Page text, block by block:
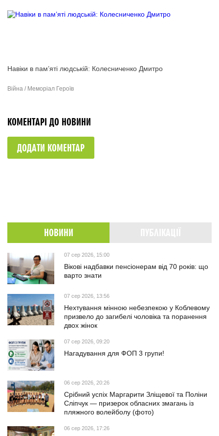
Навіки в пам’яті людській: Колесниченко Дмитро
Війна / Меморіал Героїв
КОМЕНТАРІ ДО НОВИНИ
ДОДАТИ КОМЕНТАР
НОВИНИ
07 сер 2026, 15:00
Вікові надбавки пенсіонерам від 70 років: що
варто знати
07 сер 2026, 13:56
Нехтування мінною небезпекою у Коблевому
призвело до загибелі чоловіка та поранення
двох жінок
07 сер 2026, 09:20
Нагадування для ФОП 3 групи!
06 сер 2026, 20:26
Срібний успіх Маргарити Зліщевої та Поліни
Сліпчук — призерок обласних змагань із
пляжного волейболу (фото)
06 сер 2026, 17:26